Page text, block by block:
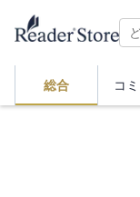
総合 コ